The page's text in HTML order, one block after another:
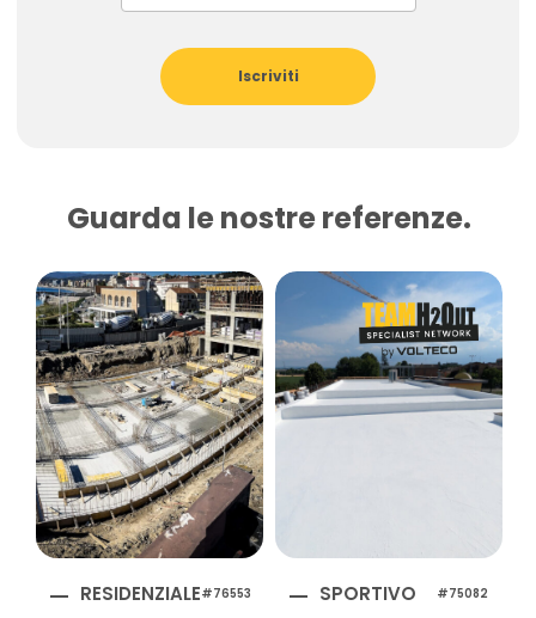
Iscriviti
Guarda le nostre referenze.
RESIDENZIALE#76553 SPORTIVO #75082